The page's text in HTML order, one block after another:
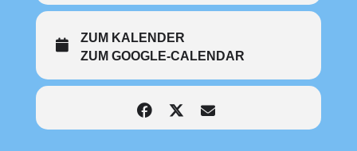
ZUM KALENDER
ZUM GOOGLE-CALENDAR